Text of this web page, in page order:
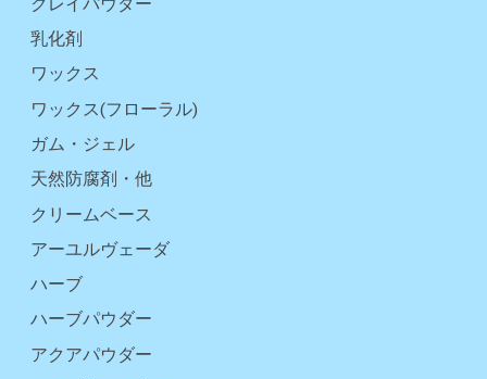
クレイパウダー
乳化剤
ワックス
ワックス(フローラル)
ガム・ジェル
天然防腐剤・他
クリームベース
アーユルヴェーダ
ハーブ
ハーブパウダー
アクアパウダー